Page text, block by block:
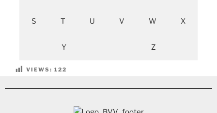
S T U V W X
Y Z
VIEWS: 122